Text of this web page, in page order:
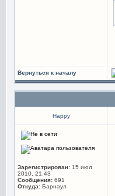
Вернуться к началу
Happy
Зарегистрирован: 15 июл
2010, 21:43
Сообщения: 691
Откуда: Барнаул